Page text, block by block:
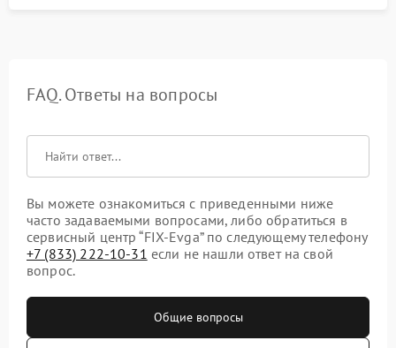
FAQ. Ответы на вопросы
Вы можете ознакомиться с приведенными ниже
часто задаваемыми вопросами, либо обратиться в
сервисный центр “FIX-Evga” по следующему телефону
+7 (833) 222-10-31 если не нашли ответ на свой
вопрос.
Общие вопросы